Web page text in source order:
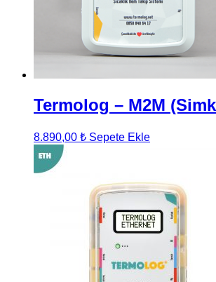
Termolog – M2M
8.890,00 ₺ Sepete Ekle